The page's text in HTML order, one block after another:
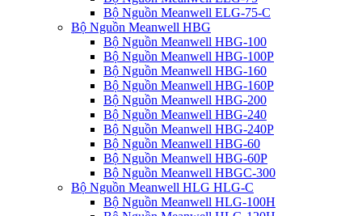
Bộ Nguồn Meanwell ELG-75-C
Bộ Nguồn Meanwell HBG
Bộ Nguồn Meanwell HBG-100
Bộ Nguồn Meanwell HBG-100P
Bộ Nguồn Meanwell HBG-160
Bộ Nguồn Meanwell HBG-160P
Bộ Nguồn Meanwell HBG-200
Bộ Nguồn Meanwell HBG-240
Bộ Nguồn Meanwell HBG-240P
Bộ Nguồn Meanwell HBG-60
Bộ Nguồn Meanwell HBG-60P
Bộ Nguồn Meanwell HBGC-300
Bộ Nguồn Meanwell HLG HLG-C
Bộ Nguồn Meanwell HLG-100H